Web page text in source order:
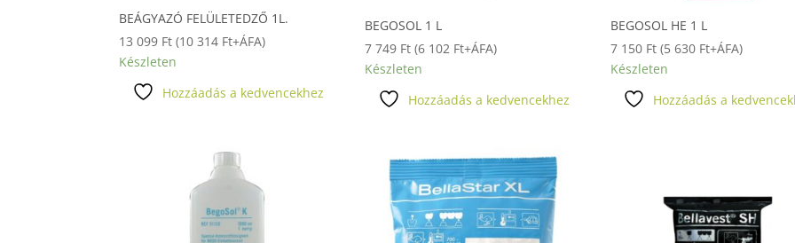
BEÁGYAZÓ FELÜLETEDZŐ 1L.
13 099 Ft (10 314 Ft+ÁFA)
Készleten
Hozzáadás a kedvencekhez
BEGOSOL 1 L
7 749 Ft (6 102 Ft+ÁFA)
Készleten
Hozzáadás a kedvencekhez
BEGOSOL HE 1 L
7 150 Ft (5 630 Ft+ÁFA)
Készleten
Hozzáadás a